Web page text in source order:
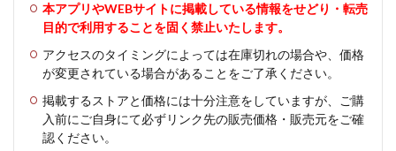
本アプリやWEBサイトに掲載している情報をせどり・転売
目的で利用することを固く禁止いたします。
アクセスのタイミングによっては在庫切れの場合や、価格
が変更されている場合があることをご了承ください。
掲載するストアと価格には十分注意をしていますが、ご購
入前にご自身にて必ずリンク先の販売価格・販売元をご確
認ください。